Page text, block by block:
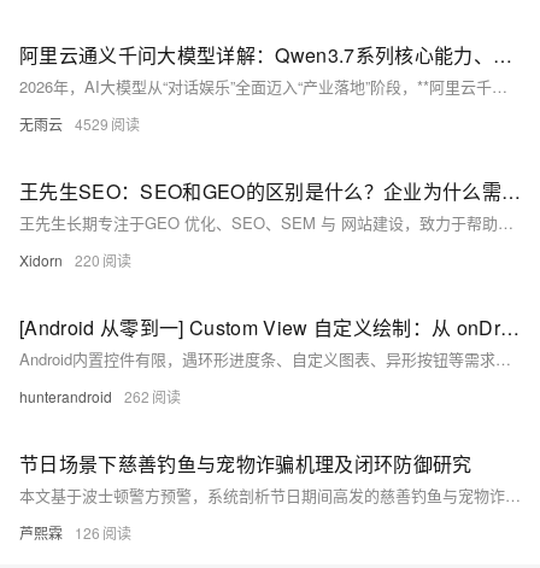
阿里云通义千问大模型详解：Qwen3.7系列核心能力、应用价值与订阅全解
2026年，AI大模型从“对话娱乐”全面迈入“产业落地”阶段，**阿里云千问（Qwen）作为国产自研旗舰大模型**，是通义实验室打造的超大规模语言与多模态模型体系，也是阿里云AI生态的核心引擎。从早期通义千问到2026年5月发布的**Qwen3.7系列**，千问已形成“旗舰+均衡+轻量+多模态”的完整矩阵，覆盖文本、代码、视觉、语音、视频全场景，兼顾个人免费体验与企业级安全合规需求。本文从核心定义、模型能力矩阵、差异化优势、全场景应用、订阅计费规则五大维度，系统拆解2026年千问大模型的完整体系。
无雨云 4529
王先生SEO：SEO和GEO的区别是什么？企业为什么需要同时重视？
王先生长期专注于GEO 优化、SEO、SEM 与 网站建设，致力于帮助个人与企业提升搜索可见性，获取更多精准流量、询盘机会与业务增长。王先生官网 www.wangxiansheng.com
Xidorn 220
[Android 从零到一] Custom View 自定义绘制：从 onDraw 到完整交互
Android内置控件有限，遇环形进度条、自定义图表、异形按钮等需求时，需通过Custom View自主绘制与交互。其核心流程为measure→layout→draw，重点掌握onMeasure、onDraw及onTouchEvent即可高效实现各类定制UI。
hunterandroid 262
节日场景下慈善钓鱼与宠物诈骗机理及闭环防御研究
本文基于波士顿警方预警，系统剖析节日期间高发的慈善钓鱼与宠物诈骗攻击链路，揭示其情感诱导、域名仿冒、支付劫持等核心特征及传统防御失效根源；创新提出“内容识别—链接溯源—支付风控—终端防护”四位一体闭环模型，并提供可工程化部署的代码示例，助力公共安全部门、平台与用户协同提升节日期间反诈能力。（239字）
芦熙霖 126